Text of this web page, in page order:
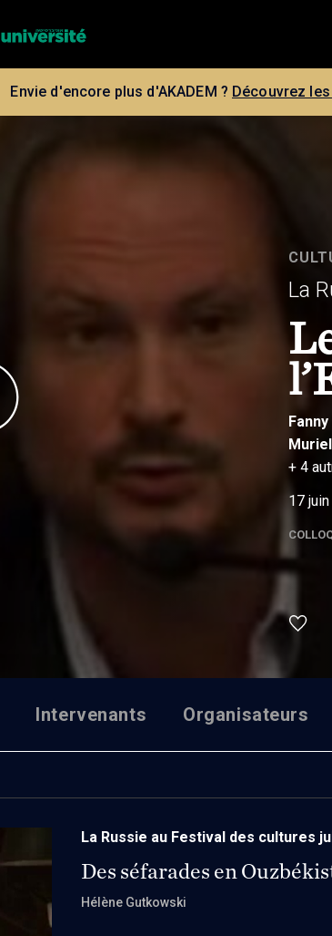
Envie d'encore plus d'AKADEM ? Découvrez
La
Fanny
+ 4
17
Intervenants Organisateurs
La Russie au Festival des cultures
Des séfarades en
Hélène Gutkowski